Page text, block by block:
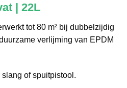
| 22L
tot 80 m² bij dubbelzijdig
verlijming van EPDM
of spuitpistool.